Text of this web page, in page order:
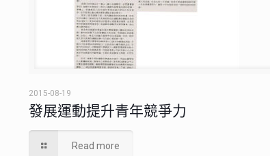
2015-08-19
發展運動提升青年競爭力
Read more